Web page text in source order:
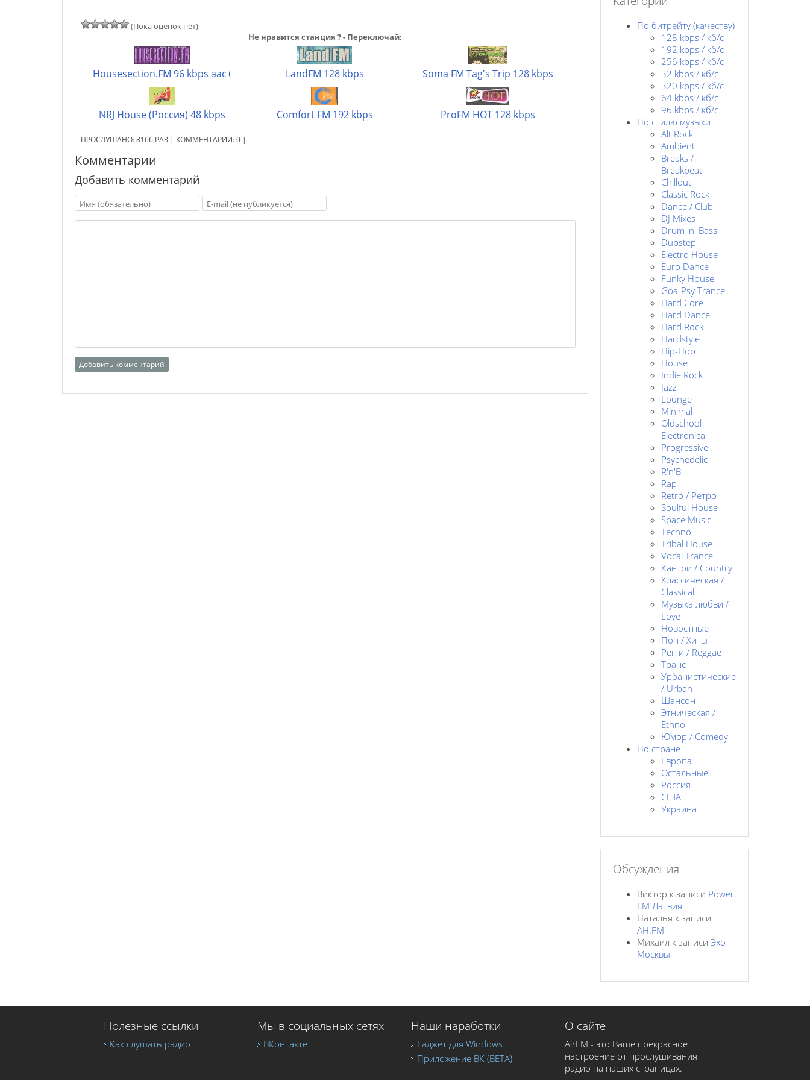
(Пока оценок нет)
Не нравится станция ? - Переключай:
Housesection.FM 96 kbps aac+ LandFM 128 kbps Soma FM Tag's Trip 128 kbps
NRJ House (Россия) 48 kbps Comfort FM 192 kbps ProFM HOT 128 kbps
ПРОСЛУШАНО:8166РАЗ | КОММЕНТАРИИ:0 |
Комментарии
Добавить комментарий
По битрейту (качеству)
128 kbps / кб/c
192 kbps / кб/c
256 kbps / кб/с
32 kbps / кб/c
320 kbps / кб/с
64 kbps / кб/c
96 kbps / кб/c
По стилю музыки
Alt Rock
Ambient
Breaks /
Breakbeat
Chillout
Classic Rock
Dance / Club
DJ Mixes
Drum 'n' Bass
Dubstep
Electro House
Euro Dance
Funky House
Goa-Psy Trance
Hard Core
Hard Dance
Hard Rock
Hardstyle
Hip-Hop
House
Indie Rock
Jazz
Lounge
Minimal
Oldschool
Electronica
Progressive
Psychedelic
R'n'B
Rap
Retro / Ретро
Soulful House
Space Music
Techno
Tribal House
Vocal Trance
Кантри / Country
Классическая /
Classical
Музыка любви /
Love
Новостные
Поп / Хиты
Регги / Reggae
Транс
Урбанистические
/ Urban
Шансон
Этническая /
Ethno
Юмор / Comedy
По стране
Европа
Остальные
Россия
США
Украина
Обсуждения
Виктор к записи Power
FM Латвия
Наталья к записи
AH.FM
Михаил к записи Эхо
Москвы
Полезные ссылки
Как слушать радио
Мы в социальных сетях
ВКонтакте
Наши наработки
Гаджет для Windows
Приложение ВК (BETA)
О сайте
AirFM - это Ваше прекрасное
настроение от прослушивания
радио на наших страницах.